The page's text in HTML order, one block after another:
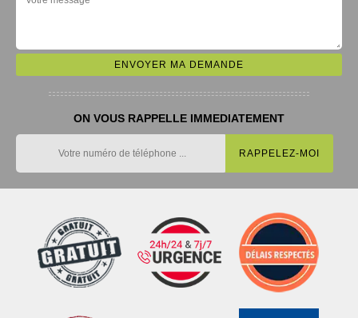
ON VOUS RAPPELLE IMMEDIATEMENT